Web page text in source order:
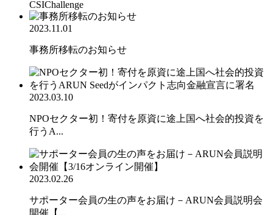
CSIChallenge
2023.11.01
事務所移転のお知らせ
2023.03.10
NPOセクター初！寄付を原資に途上国へ社会的投資を
行うA...
2023.02.26
サポーター会員の生の声をお届け－ARUN会員説明会
開催【...